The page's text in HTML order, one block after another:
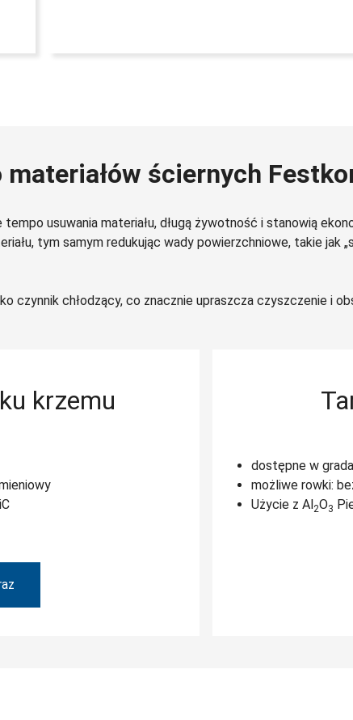
ściernych
usuwania materiału, długą żywotność i stanowią
tym samym redukując wady powierzchniowe, takie jak
czynnik chłodzący, co znacznie upraszcza czyszczenie i
krzemu
dostępne w
możliwe rowki:
Użycie z Al 2O3